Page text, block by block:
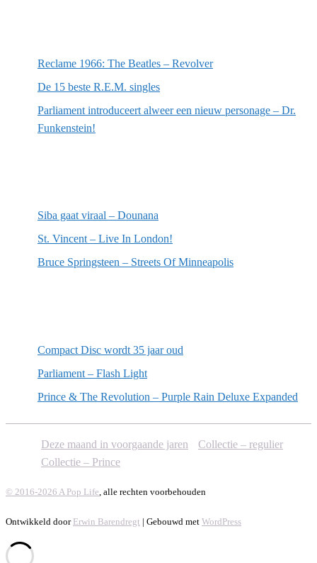
Reclame 1966: The Beatles – Revolver
De 15 beste R.E.M. singles
Parliament introduceert alweer een nieuw personage – Dr.
Funkenstein!
Siba gaat viraal – Dounana
St. Vincent – Live In London!
Bruce Springsteen – Streets Of Minneapolis
Compact Disc wordt 35 jaar oud
Parliament – Flash Light
Prince & The Revolution – Purple Rain Deluxe Expanded
Deze maand in voorgaande jaren
Collectie – regulier
Collectie – Prince
© 2016-2026 A Pop Life, alle rechten voorbehouden
Ontwikkeld door Erwin Barendregt | Gebouwd met WordPress